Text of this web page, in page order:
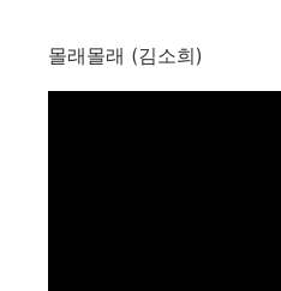
몰래몰래 (김소희)